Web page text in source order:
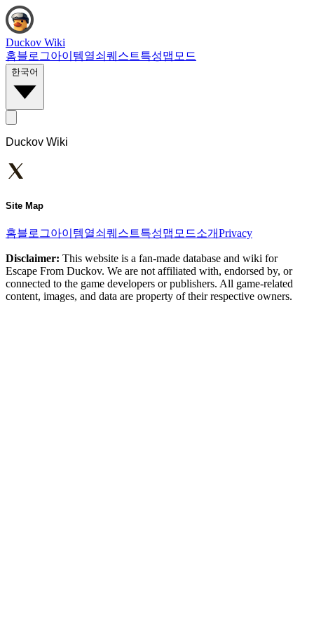
Duckov Wiki
홈블로그아이템열쇠 퀘스트특성맵 모드
한국어
Duckov Wiki
Site Map
홈블로그아이템열쇠 퀘스트특성맵 모드소개Privacy
Disclaimer: This website is a fan-made database and wiki for
Escape From Duckov. We are not affiliated with, endorsed by, or
connected to the game developers or publishers. All game-related
content, images, and data are property of their respective owners.